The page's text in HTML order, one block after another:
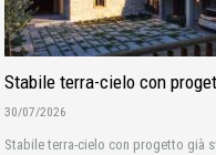
Stabile terra-cielo con
30/07/2026
Stabile terra-cielo con progetto già